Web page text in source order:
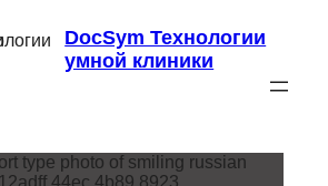
DocSym Технологии
умной клиники